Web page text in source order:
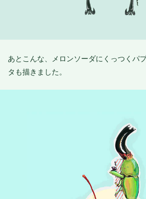
あとこんな、メロンソーダにくっつくパ
タも描きました。